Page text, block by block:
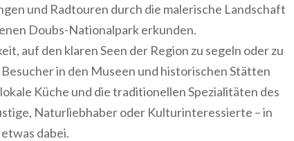
und Radtouren durch die malerische Landschaft
Doubs-Nationalpark erkunden.
auf den klaren Seen der Region zu segeln oder zu
in den Museen und historischen Stätten
Küche und die traditionellen Spezialitäten des
Naturliebhaber oder Kulturinteressierte – in
dabei.